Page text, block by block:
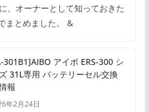
、オーナーとして知っておきた
まとめました。 &
301B1]AIBO アイボ ERS-300 シ
31L専用 バッテリーセル交換
報
年2月24日